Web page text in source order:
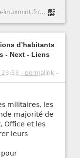
https://forum-francophone-linuxmint.fr/viewtopic.php?t=21751
d’habitants
- Next - Liens
- permalink -
militaires, les
majorité de
Office et les
leurs